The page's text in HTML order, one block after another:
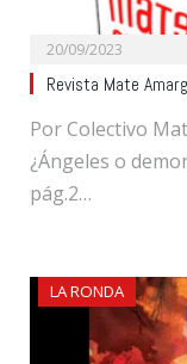
20/09/2023
Revista Mate
Por Colectivo
¿Ángeles o
pág.2…
LA RONDA